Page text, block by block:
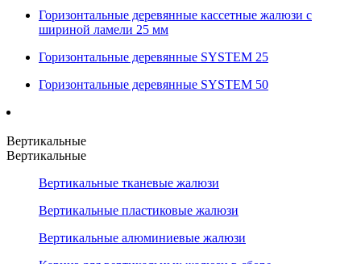
Горизонтальные деревянные кассетные жалюзи с
шириной ламели 25 мм
Горизонтальные деревянные SYSTEM 25
Горизонтальные деревянные SYSTEM 50
Вертикальные
Вертикальные
Вертикальные тканевые жалюзи
Вертикальные пластиковые жалюзи
Вертикальные алюминиевые жалюзи